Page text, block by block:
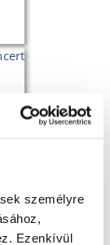
személyre
Ezenkívül